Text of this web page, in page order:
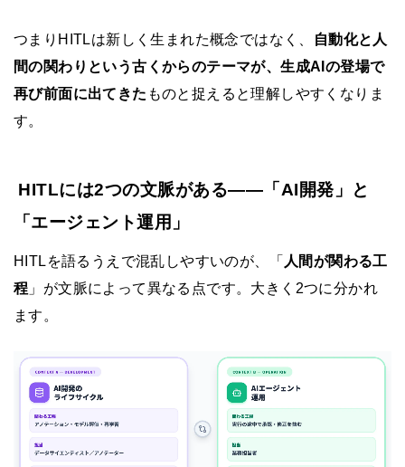
つまりHITLは新しく生まれた概念ではなく、
自動化と人
間の関わりという古くからのテーマが、生成AIの登場で
再び前面に出てきた ものと捉えると理解しやすくなりま
す。
HITLには2つの文脈がある——「AI開発」と
「エージェント運用」
HITLを語るうえで混乱しやすいのが、「 人間が関わる工
程 」が文脈によって異なる点です。大きく2つに分かれ
ます。